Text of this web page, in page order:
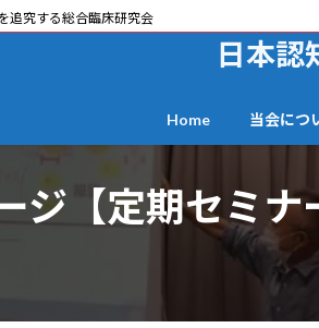
追究する総合臨床研究会
日本認
Home 当会につ
ジ【定期セミ